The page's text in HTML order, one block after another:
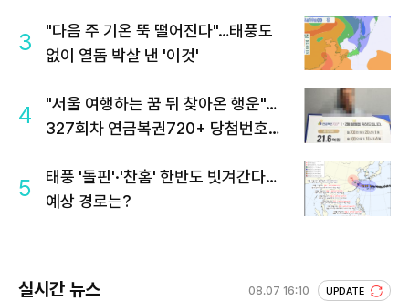
3
"다음 주 기온 뚝 떨어진다"…태풍도
없이 열돔 박살 낸 '이것'
4
"서울 여행하는 꿈 뒤 찾아온 행운"…
327회차 연금복권720+ 당첨번호조
5
태풍 '돌핀'·'찬홈' 한반도 빗겨간다…
예상 경로는?
실시간 뉴스 08.07 16:10 UPDATE